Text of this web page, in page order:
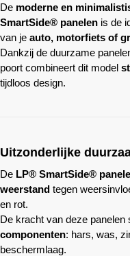
De moderne en
SmartSide® panelen is de
van je auto, motorfiets of
Dankzij de duurzame
poort combineert dit model
tijdloos design.
Uitzonderlijke
De LP® SmartSide®
weerstand tegen
en rot.
De kracht van deze panelen
componenten: hars, was,
beschermlaag.